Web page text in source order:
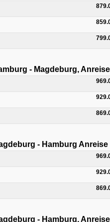
- Magdeburg,
- Hamburg Anreise
- Hamburg,